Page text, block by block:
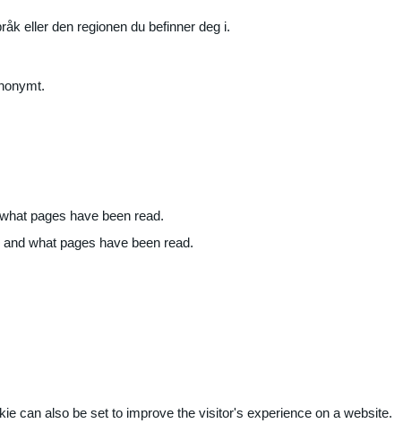
eller den regionen du befinner deg i.
pages have been read.
what pages have been read.
can also be set to improve the visitor's experience on a website.